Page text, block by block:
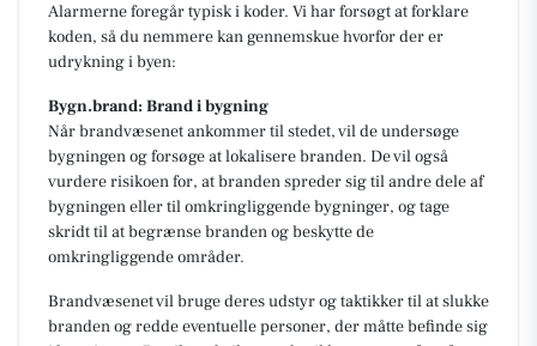
Alarmerne foregår typisk i koder. Vi har forsøgt at forklare
koden, så du nemmere kan gennemskue hvorfor der er
udrykning i byen:
Bygn.brand: Brand i bygning
Når brandvæsenet ankommer til stedet, vil de undersøge
bygningen og forsøge at lokalisere branden. De vil også
vurdere risikoen for, at branden spreder sig til andre dele af
bygningen eller til omkringliggende bygninger, og tage
skridt til at begrænse branden og beskytte de
omkringliggende områder.
Brandvæsenet vil bruge deres udstyr og taktikker til at slukke
branden og redde eventuelle personer, der måtte befinde sig